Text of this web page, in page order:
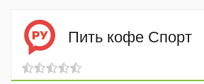
Пить кофе Спорт